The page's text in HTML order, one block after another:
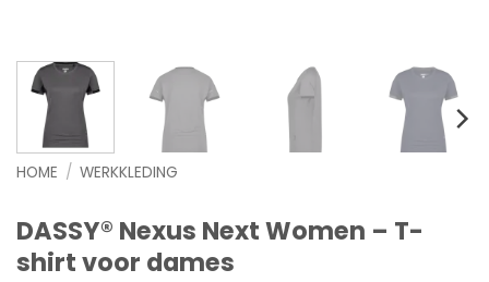
HOME / WERKKLEDING
DASSY® Nexus Next Women – T-
shirt voor dames